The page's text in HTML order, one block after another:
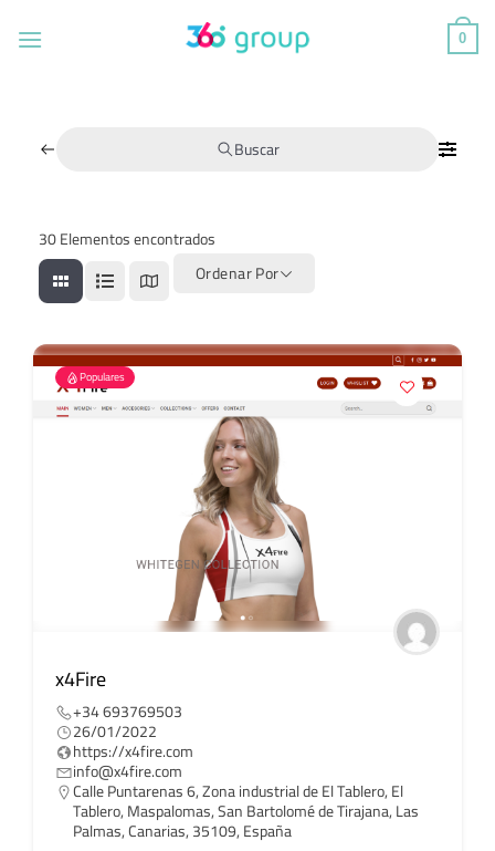
0
Buscar
30Elementos encontrados
Ordenar Por
Populares
x4Fire
+34 693769503
26/01/2022
https://x4fire.com
info@x4fire.com
Calle Puntarenas 6, Zona industrial de El Tablero, El
Tablero, Maspalomas, San Bartolomé de Tirajana, Las
Palmas, Canarias, 35109, España